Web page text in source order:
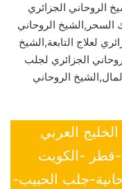
الروحاني الجزائري
السحر,الشيخ الروحاني
لعلاج التابعة,الشيخ
الجزائري لجلب
الروحاني
العربي
-قطر -الكويت
جلب الحبيب-